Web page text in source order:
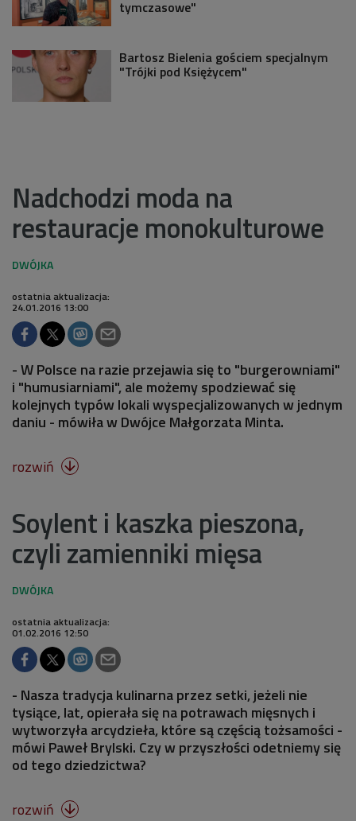
tymczasowe"
Bartosz Bielenia gościem specjalnym
"Trójki pod Księżycem"
Nadchodzi moda na
restauracje monokulturowe
ostatnia aktualizacja:
24.01.2016 13:00
- W Polsce na razie przejawia się to "burgerowniami"
i "humusiarniami", ale możemy spodziewać się
kolejnych typów lokali wyspecjalizowanych w jednym
daniu - mówiła w Dwójce Małgorzata Minta.
rozwiń 
Soylent i kaszka pieszona,
czyli zamienniki mięsa
ostatnia aktualizacja:
01.02.2016 12:50
- Nasza tradycja kulinarna przez setki, jeżeli nie
tysiące, lat, opierała się na potrawach mięsnych i
wytworzyła arcydzieła, które są częścią tożsamości -
mówi Paweł Brylski. Czy w przyszłości odetniemy się
od tego dziedzictwa?
rozwiń 